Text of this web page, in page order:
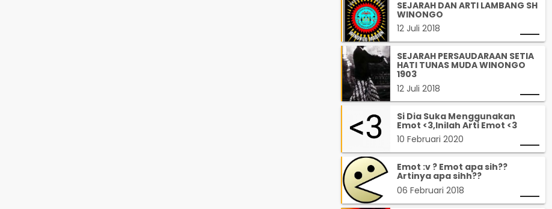
SEJARAH DAN ARTI LAMBANG SH
WINONGO
12 Juli 2018
SEJARAH PERSAUDARAAN SETIA
HATI TUNAS MUDA WINONGO
1903
12 Juli 2018
Si Dia Suka Menggunakan
Emot <3,Inilah Arti Emot <3
10 Februari 2020
Emot :v ? Emot apa sih??
Artinya apa sihh??
06 Februari 2018